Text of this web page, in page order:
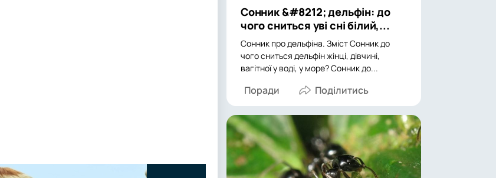
Сонник &#8212; дельфін: до
чого сниться уві сні білий,...
Сонник про дельфіна. Зміст Сонник до
чого сниться дельфін жінці, дівчині,
вагітної у воді, у море? Сонник до...
Поради